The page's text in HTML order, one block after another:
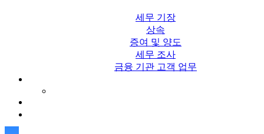
세무 기장
상속
증여 및 양도
세무 조사
금융 기관 고객 업무